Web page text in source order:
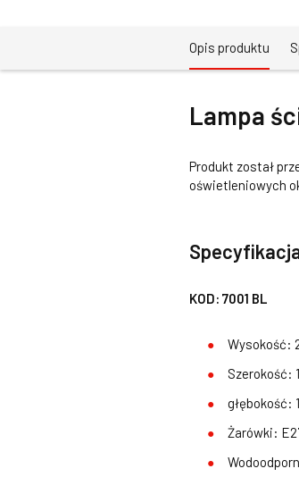
Opis produktu
Lampa
Produkt został
oświetleniowych
KOD: 7001 BL
Wysokość:
Szerokość:
głębokość:
Żarówki: